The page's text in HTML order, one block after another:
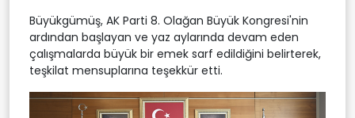
Büyükgümüş, AK Parti 8. Olağan Büyük Kongresi'nin
ardından başlayan ve yaz aylarında devam eden
çalışmalarda büyük bir emek sarf edildiğini belirterek,
teşkilat mensuplarına teşekkür etti.